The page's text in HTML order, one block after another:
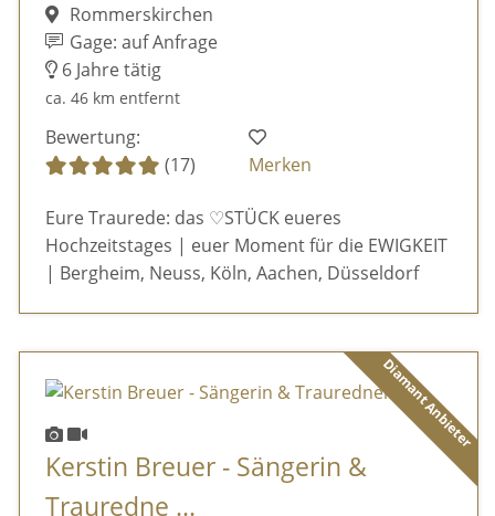
Rommerskirchen
Gage: auf Anfrage
6 Jahre tätig
ca. 46 km entfernt
Bewertung:
(17)
Merken
Eure Traurede: das ♡STÜCK eueres
Hochzeitstages | euer Moment für die EWIGKEIT
| Bergheim, Neuss, Köln, Aachen, Düsseldorf
Diamant Anbieter
Kerstin Breuer - Sängerin &
Trauredne ...